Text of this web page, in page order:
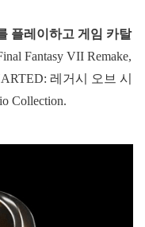
플레이하고 게임 카탈
Fantasy VII Remake,
레거시 오브 시
Collection.